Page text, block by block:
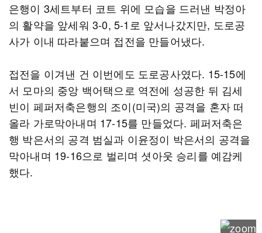
은행이 3세트부터 코트 위에 모습을 드러낸 박정아
의 활약을 앞세워 3-0, 5-1로 앞서나갔지만, 도로공
사가 이내 따라붙으며 접전을 만들어냈다.
접전을 이겨낸 건 이번에도 도로공사였다. 15-15에
서 모마의 중앙 백어택으로 역전에 성공한 뒤 김세
빈이 페퍼저축은행의 조이(미국)의 공격을 혼자 떠
올라 가로막아내며 17-15를 만들었다. 페퍼저축은
행 박은서의 공격 범실과 이윤정이 박은서의 공격을
막아내며 19-16으로 벌리며 셧아웃 승리를 예감케
했다.